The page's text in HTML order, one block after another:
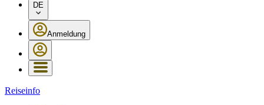
DE
Anmeldung
Reiseinfo